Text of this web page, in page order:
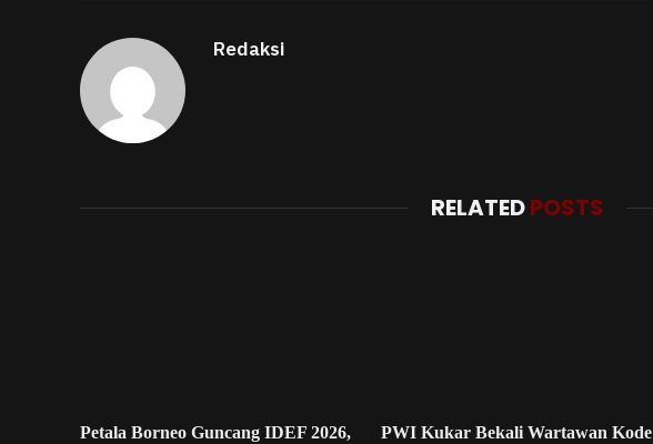
Redaksi
RELATEDPOSTS
Petala Borneo Guncang IDEF 2026,
PWI Kukar Bekali Wartawan Kode